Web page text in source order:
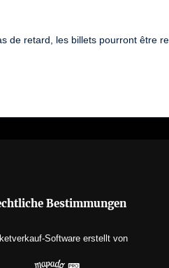
de retard, les billets pourront être
Bestimmungen
Software erstellt von